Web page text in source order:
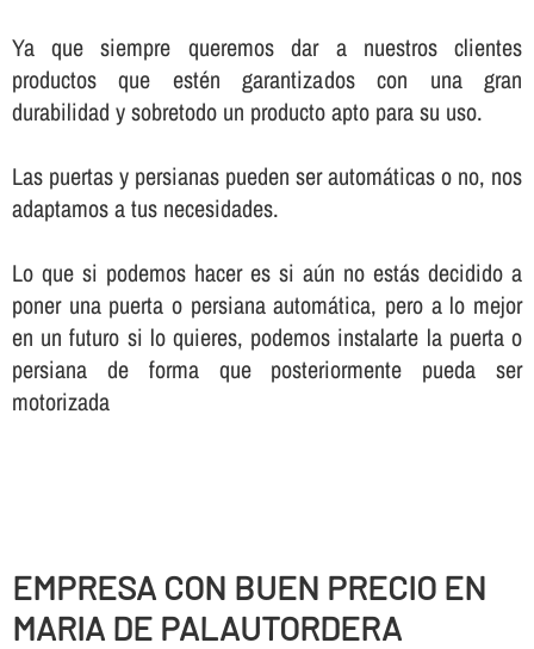
Ya que siempre queremos dar a nuestros clientes
productos que estén garantizados con una gran
durabilidad y sobretodo un producto apto para su uso.
Las puertas y persianas pueden ser automáticas o no, nos
adaptamos a tus necesidades.
Lo que si podemos hacer es si aún no estás decidido a
poner una puerta o persiana automática, pero a lo mejor
en un futuro si lo quieres, podemos instalarte la puerta o
persiana de forma que posteriormente pueda ser
motorizada
EMPRESA CON BUEN PRECIO EN
MARIA DE PALAUTORDERA